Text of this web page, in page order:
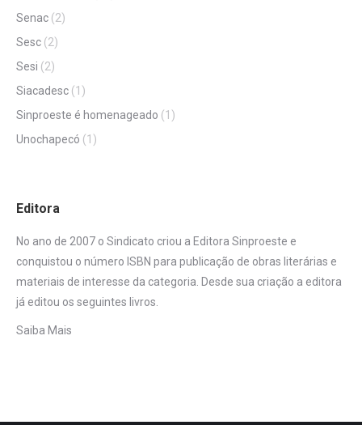
Senac (2)
Sesc (2)
Sesi (2)
Siacadesc (1)
Sinproeste é homenageado (1)
Unochapecó (1)
Editora
No ano de 2007 o Sindicato criou a Editora Sinproeste e
conquistou o número ISBN para publicação de obras literárias e
materiais de interesse da categoria. Desde sua criação a editora
já editou os seguintes livros.
Saiba Mais